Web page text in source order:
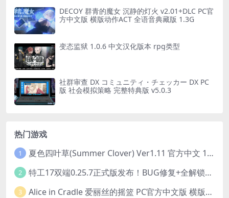
DECOY 群青的魔女 沉静的灯火 v2.01+DLC PC官
方中文版 横版动作ACT 全语音典藏版 1.3G
变态监狱 1.0.6 中文汉化版本 rpg类型
社群审查 DX コミュニティ・チェッカー DX PC
版 社会模拟策略 完整特典版 v5.0.3
热门游戏
1 夏色四叶草(Summer Clover) Ver1.11 官方中文 1+4.35G 全CG 有CV 百度盘版本
2 特工17双端0.25.7正式版发布！BUG修复+全解锁存档+赞助码合集（安卓/PC/中文/动态）
3 Alice in Cradle 爱丽丝的摇篮 PC官方中文版 横版动作ACT 手绘幻想风 v0.29g 完整体验版